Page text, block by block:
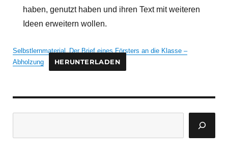
haben, genutzt haben und ihren Text mit weiteren
Ideen erweitern wollen.
Selbstlernmaterial_Der Brief eines Försters an die Klasse –
Abholzung
HERUNTERLADEN